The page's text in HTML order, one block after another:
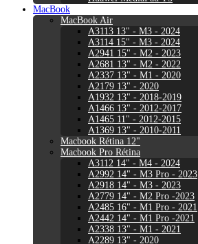
MacBook
MacBook Air
A3113 13" - M3 - 2024
A3114 15" - M3 - 2024
A2941 15" - M2 - 2023
A2681 13" - M2 - 2022
A2337 13" - M1 - 2020
A2179 13" - 2020
A1932 13" - 2018-2019
A1466 13" - 2012-2017
A1465 11" - 2012-2015
A1369 13" - 2010-2011
Macbook Rétina 12"
Macbook Pro Rétina
A3112 14" - M4 - 2024
A2992 14" - M3 Pro - 2023
A2918 14" - M3 - 2023
A2779 14" - M2 Pro -2023
A2485 16" - M1 Pro - 2021
A2442 14" - M1 Pro -2021
A2338 13" - M1 - 2021
A2289 13" - 2020